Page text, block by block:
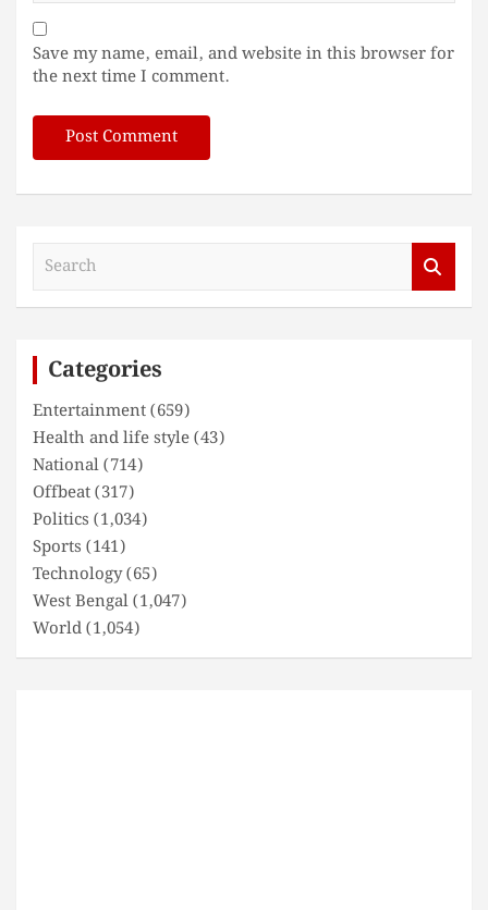
Save my name, email, and website in this browser for
the next time I comment.
Categories
Entertainment(659)
Health and life style(43)
National(714)
Offbeat(317)
Politics (1,034)
Sports (141)
Technology(65)
West Bengal(1,047)
World(1,054)